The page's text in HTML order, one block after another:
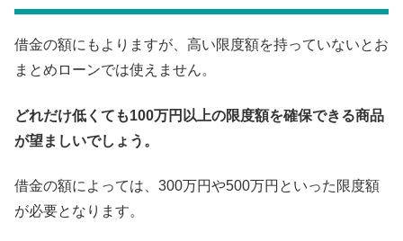
借金の額にもよりますが、高い限度額を持っていないとお
まとめローンでは使えません。
どれだけ低くても100万円以上の限度額を確保できる商品
が望ましいでしょう。
借金の額によっては、300万円や500万円といった限度額
が必要となります。